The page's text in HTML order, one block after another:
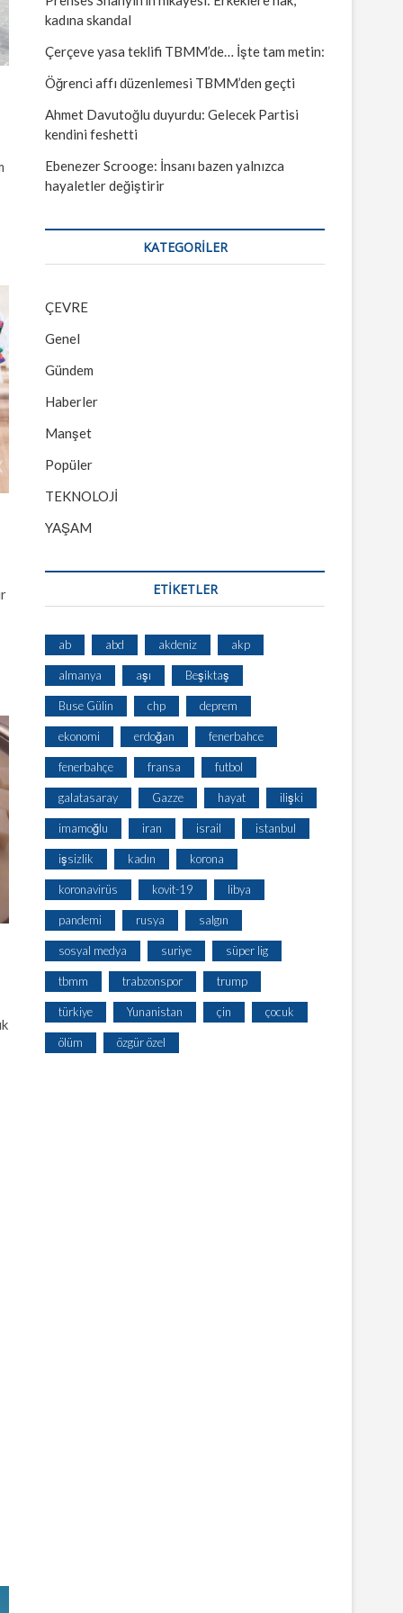
kadına skandal
Çerçeve yasa teklifi TBMM’de… İşte tam metin:
Öğrenci affı düzenlemesi TBMM’den geçti
Ahmet Davutoğlu duyurdu: Gelecek Partisi
kendini feshetti
Ebenezer Scrooge: İnsanı bazen yalnızca
hayaletler değiştirir
KATEGORILER
ÇEVRE
Genel
Gündem
Haberler
Manşet
Popüler
TEKNOLOJİ
YAŞAM
ETİKETLER
ab abd akdeniz akp
almanya aşı Beşiktaş
Buse Gülin chp deprem
ekonomi erdoğan fenerbahce
fenerbahçe fransa futbol
galatasaray Gazze hayat ilişki
imamoğlu iran israil istanbul
işsizlik kadın korona
koronavirüs kovit-19 libya
pandemi rusya salgın
sosyal medya suriye süper lig
tbmm trabzonspor trump
türkiye Yunanistan çin çocuk
ölüm özgür özel